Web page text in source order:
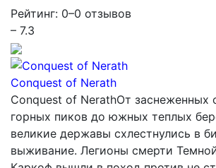
Рейтинг: 0–0 отзывов
– 7.3
Conquest of Nerath
Conquest of NerathОт заснеженных
горных пиков до южных теплых
великие державы схлестнулись в
выживание. Легионы смерти